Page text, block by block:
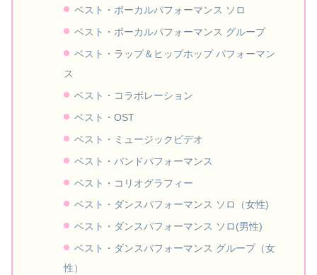
ベスト・ボーカルパフォーマンス ソロ
ベスト・ボーカルパフォーマンス グループ
ベスト・ラップ＆ヒップホップ パフォーマン
ス
ベスト・コラボレーション
ベスト・OST
ベスト・ミュージックビデオ
ベスト・バンドパフォーマンス
ベスト・コリオグラフィー
ベスト・ダンスパフォーマンス ソロ（女性)
ベスト・ダンスパフォーマンス ソロ(男性)
ベスト・ダンスパフォーマンス グループ（女
性）